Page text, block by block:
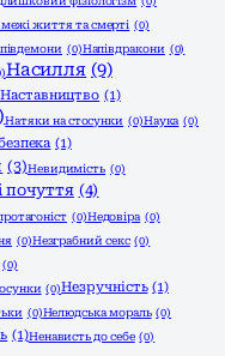
життя та смерті (0)
(0)Напівдракони (0)
Насилля (9)
Наставництво (1)
Натяки на стосунки (0)Наука (0)
(1)
(3)Невидимість (0)
почуття (4)
(0)Недовіра (0)
(0)Незграбний секс (0)
(0)
(0)Незручність (1)
(0)Нелюдська мораль (0)
(1)Ненависть до себе (0)